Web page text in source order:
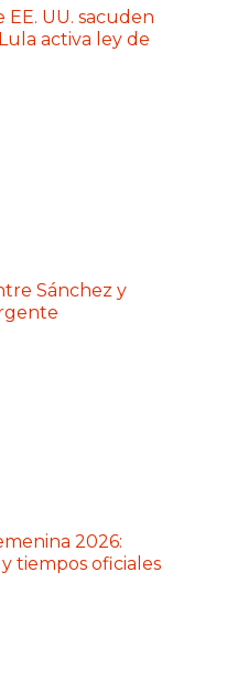
EE. UU. sacuden
activa ley de
Sánchez y
2026:
tiempos oficiales